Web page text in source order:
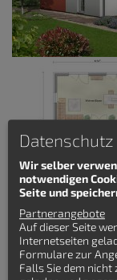
Das "Aqua
einem
Linien. Die
und/oder Farben,
offene Atmosphäre
im Einklang mit
Wir selber
notwendigen
Seite und
Partnerangebote
Auf dieser Seite
Internetseiten
Formulare zur
Falls Sie dem